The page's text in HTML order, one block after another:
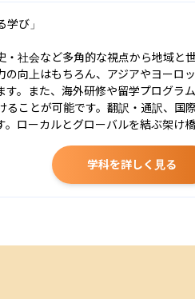
び」
社会など多角的な視点から地域
向上はもちろん、アジアやヨーロ
。また、海外研修や留学プログ
ことが可能です。翻訳・通訳、国
ローカルとグローバルを結ぶ架け
学科を詳しく見る